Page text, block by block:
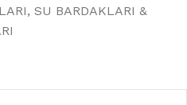
, SU BARDAKLARI &